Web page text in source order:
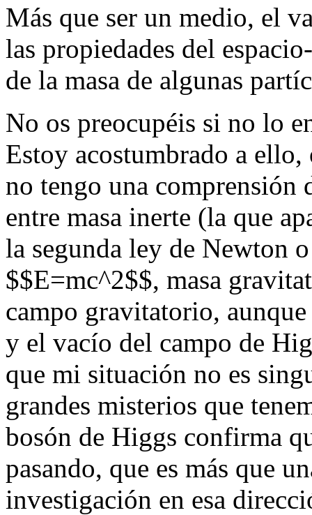
Más que ser un medio, el
las propiedades del
de la masa de algunas
No os preocupéis si no lo
Estoy acostumbrado a
no tengo una comprensión
entre masa inerte (la que
la segunda ley de Newton
$$E=mc^2$$, masa
campo gravitatorio,
y el vacío del campo de
que mi situación no es
grandes misterios que
bosón de Higgs confirma
pasando, que es más que
investigación en esa